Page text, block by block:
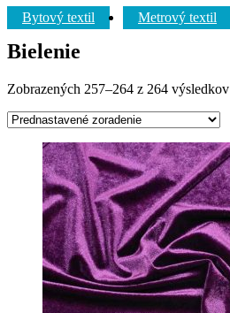
Bytový textil Metrový textil
Bielenie
Zobrazených 257–264 z 264 výsledkov